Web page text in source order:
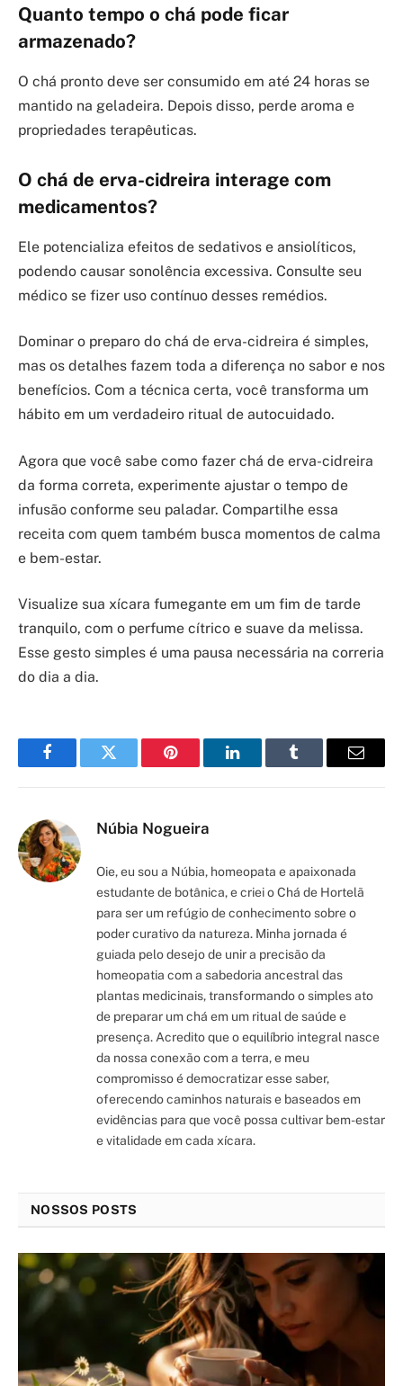
Quanto tempo o chá pode ficar
armazenado?
O chá pronto deve ser consumido em até 24 horas se
mantido na geladeira. Depois disso, perde aroma e
propriedades terapêuticas.
O chá de erva-cidreira interage com
medicamentos?
Ele potencializa efeitos de sedativos e ansiolíticos,
podendo causar sonolência excessiva. Consulte seu
médico se fizer uso contínuo desses remédios.
Dominar o preparo do chá de erva-cidreira é simples,
mas os detalhes fazem toda a diferença no sabor e nos
benefícios. Com a técnica certa, você transforma um
hábito em um verdadeiro ritual de autocuidado.
Agora que você sabe como fazer chá de erva-cidreira
da forma correta, experimente ajustar o tempo de
infusão conforme seu paladar. Compartilhe essa
receita com quem também busca momentos de calma
e bem-estar.
Visualize sua xícara fumegante em um fim de tarde
tranquilo, com o perfume cítrico e suave da melissa.
Esse gesto simples é uma pausa necessária na correria
do dia a dia.
FacebookTwitter Pinterest LinkedInTumblr Email
Núbia Nogueira
Oie, eu sou a Núbia, homeopata e apaixonada
estudante de botânica, e criei o Chá de Hortelã
para ser um refúgio de conhecimento sobre o
poder curativo da natureza. Minha jornada é
guiada pelo desejo de unir a precisão da
homeopatia com a sabedoria ancestral das
plantas medicinais, transformando o simples ato
de preparar um chá em um ritual de saúde e
presença. Acredito que o equilíbrio integral nasce
da nossa conexão com a terra, e meu
compromisso é democratizar esse saber,
oferecendo caminhos naturais e baseados em
evidências para que você possa cultivar bem-estar
e vitalidade em cada xícara.
NOSSOS POSTS